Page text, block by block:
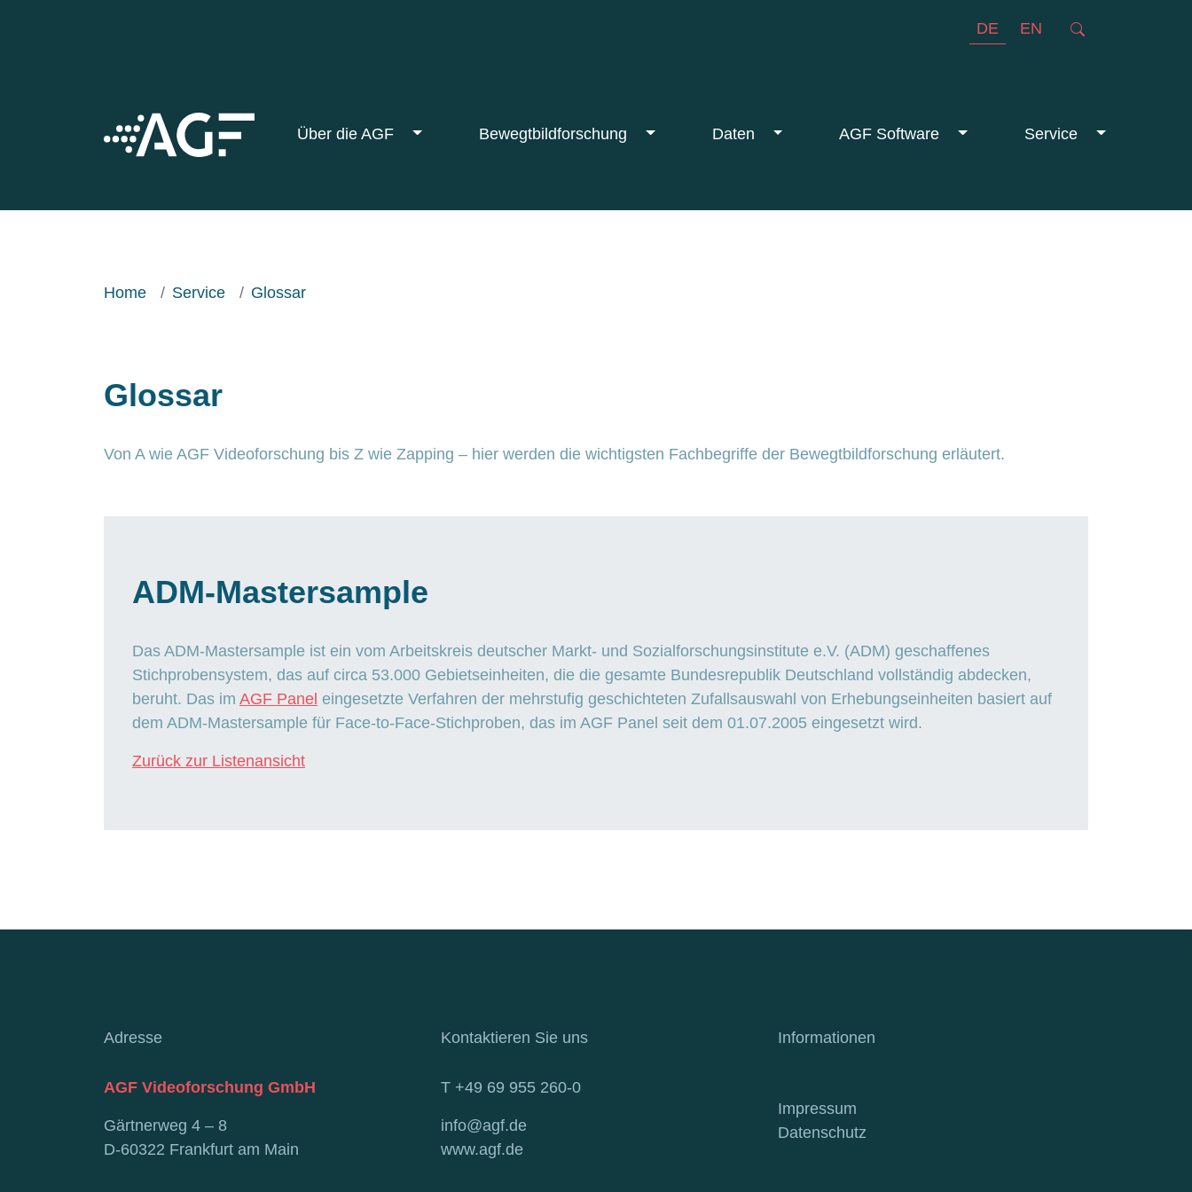
DE EN
Über die AGF Bewegtbildforschung Daten AGF Software Service
Home Service Glossar
Glossar
Von A wie AGF Videoforschung bis Z wie Zapping – hier werden die wichtigsten Fachbegriffe der Bewegtbildforschung erläutert.
ADM-Mastersample
Das ADM-Mastersample ist ein vom Arbeitskreis deutscher Markt- und Sozialforschungsinstitute e.V. (ADM) geschaffenes
Stichprobensystem, das auf circa 53.000 Gebietseinheiten, die die gesamte Bundesrepublik Deutschland vollständig abdecken,
beruht. Das im AGF Panel eingesetzte Verfahren der mehrstufig geschichteten Zufallsauswahl von Erhebungseinheiten basiert auf
dem ADM-Mastersample für Face-to-Face-Stichproben, das im AGF Panel seit dem 01.07.2005 eingesetzt wird.
Zurück zur Listenansicht
Adresse
AGF Videoforschung GmbH
Gärtnerweg 4 – 8
D-60322 Frankfurt am Main
Kontaktieren Sie uns
T +49 69 955 260-0
info@agf.de
www.agf.de
Informationen
Impressum
Datenschutz